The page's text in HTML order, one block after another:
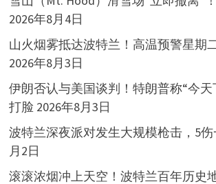
2026年8月4日
山火烟雾抵达波特兰！高温预警星期
2026年8月3日
伊朗否认与美国谈判！特朗普称“今天
打脸 2026年8月3日
波特兰深夜派对发生大规模枪击，5伤
月2日
滚滚浓烟冲上天空！波特兰百年历史